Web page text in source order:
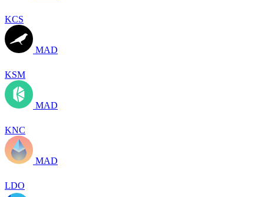
KCS
MAD
KSM
MAD
KNC
MAD
LDO